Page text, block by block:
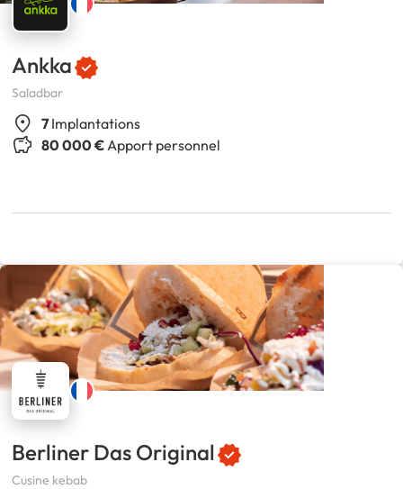
Ankka
Saladbar
7 Implantations
80 000 € Apport personnel
Berliner Das Original
Cusine kebab